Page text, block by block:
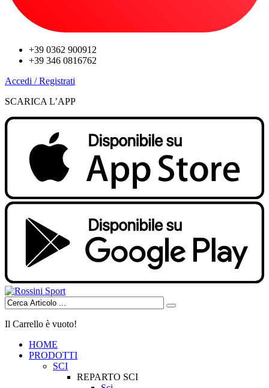
+39 0362 900912
+39 346 0816762
Accedi / Registrati
SCARICA L’APP
Il Carrello è vuoto!
HOME
PRODOTTI
SCI
REPARTO SCI